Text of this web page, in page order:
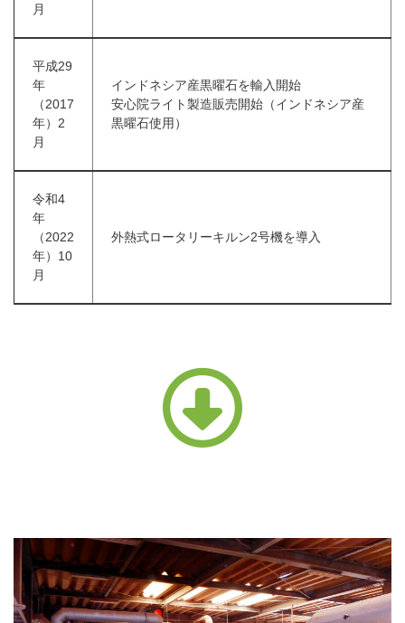
月
平成29
年
（2017
年）2
月
インドネシア産黒曜石を輸入開始
安心院ライト製造販売開始（インドネシア産
黒曜石使用）
令和4
年
（2022
年）10
月
外熱式ロータリーキルン2号機を導入